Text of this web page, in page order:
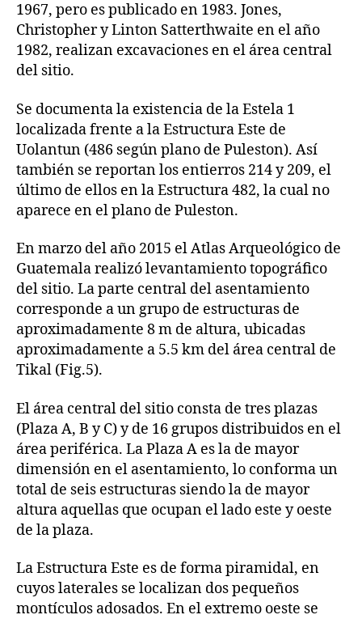
1967, pero es publicado en 1983. Jones,
Christopher y Linton Satterthwaite en el año
1982, realizan excavaciones en el área central
del sitio.
Se documenta la existencia de la Estela 1
localizada frente a la Estructura Este de
Uolantun (486 según plano de Puleston). Así
también se reportan los entierros 214 y 209, el
último de ellos en la Estructura 482, la cual no
aparece en el plano de Puleston.
En marzo del año 2015 el Atlas Arqueológico de
Guatemala realizó levantamiento topográfico
del sitio. La parte central del asentamiento
corresponde a un grupo de estructuras de
aproximadamente 8 m de altura, ubicadas
aproximadamente a 5.5 km del área central de
Tikal (Fig.5).
El área central del sitio consta de tres plazas
(Plaza A, B y C) y de 16 grupos distribuidos en el
área periférica. La Plaza A es la de mayor
dimensión en el asentamiento, lo conforma un
total de seis estructuras siendo la de mayor
altura aquellas que ocupan el lado este y oeste
de la plaza.
La Estructura Este es de forma piramidal, en
cuyos laterales se localizan dos pequeños
montículos adosados. En el extremo oeste se